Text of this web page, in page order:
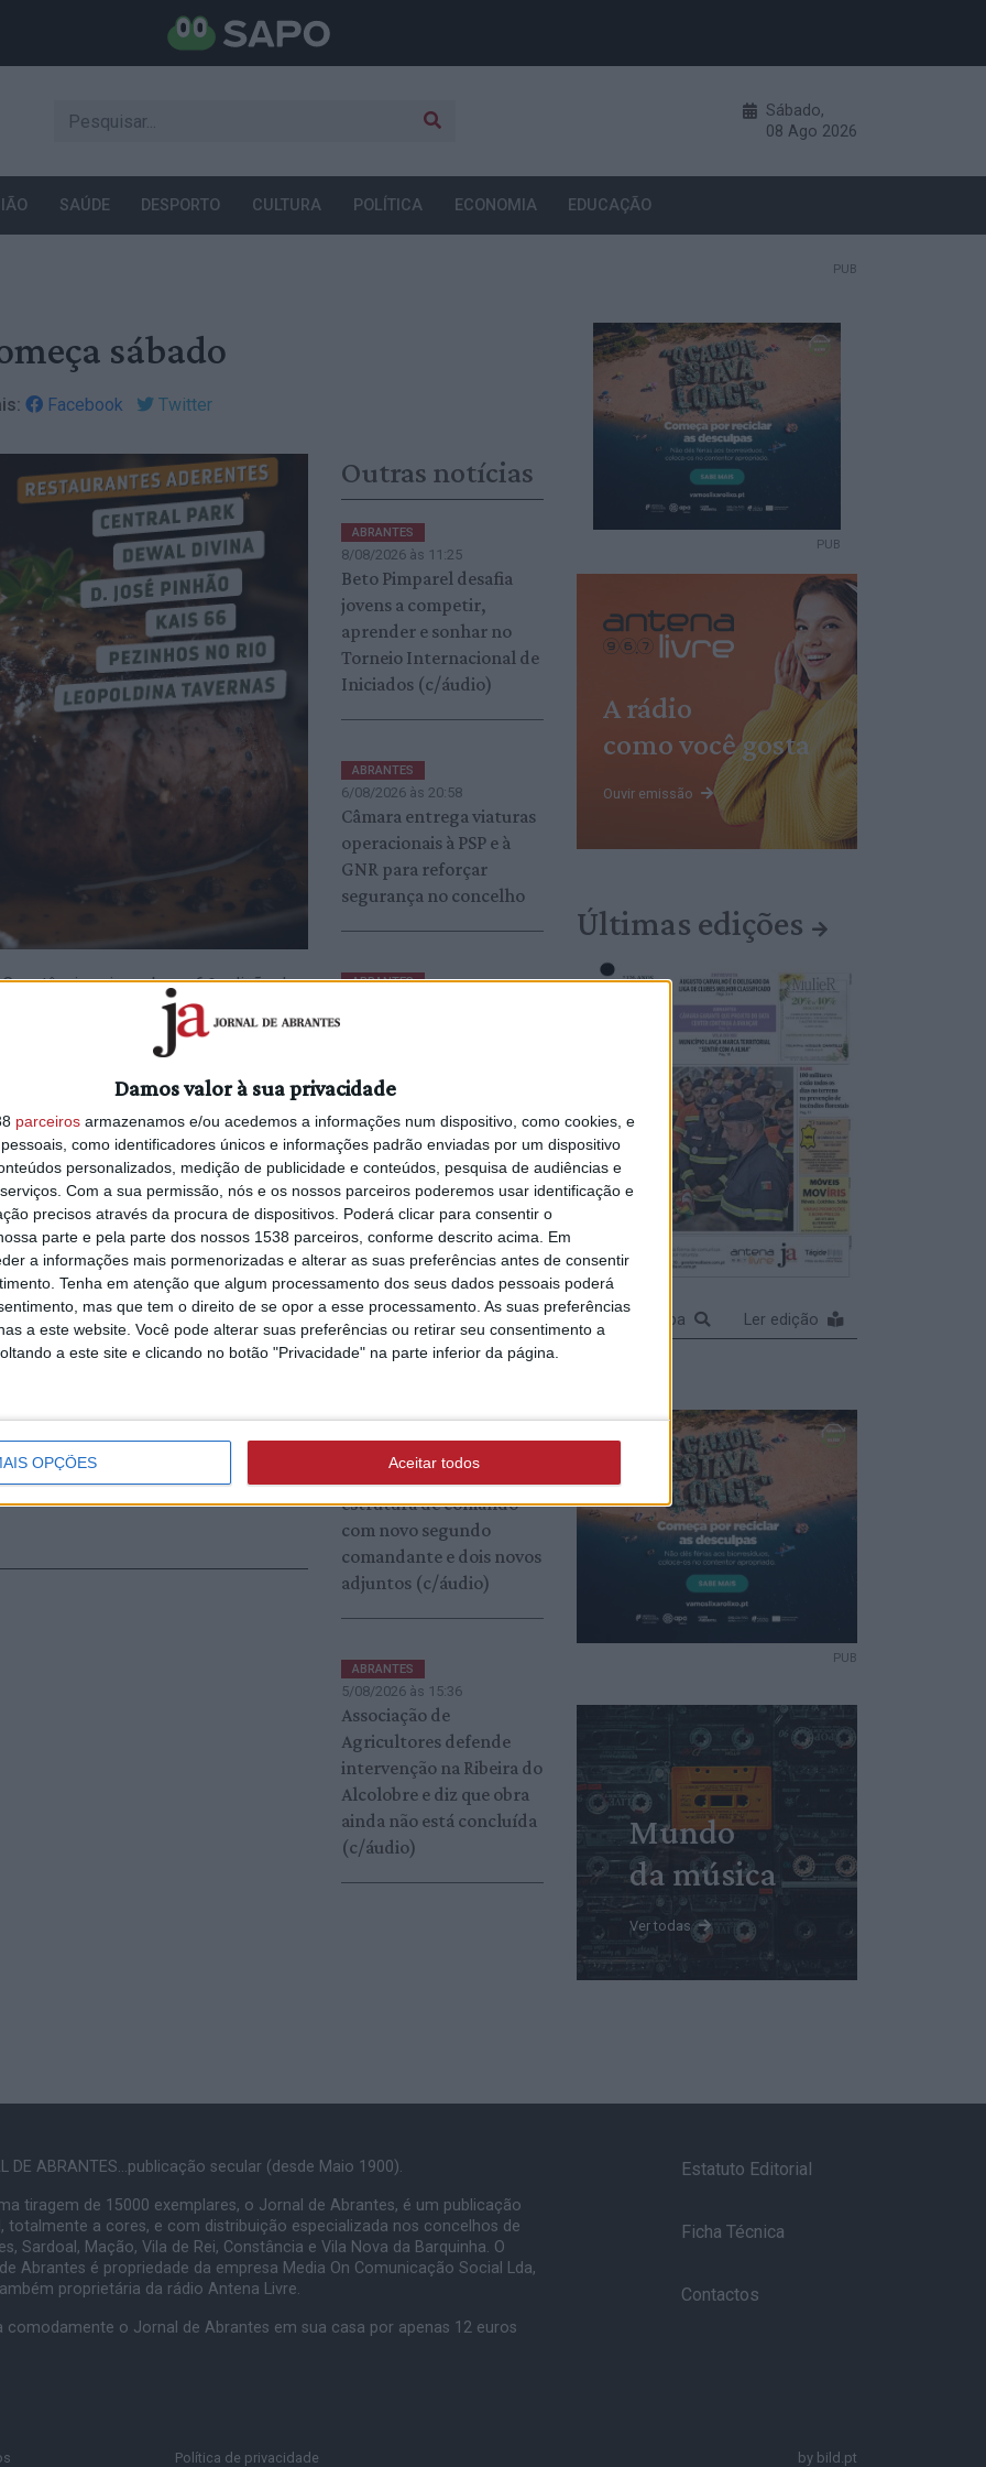
Damos valor à sua privacidade
parceiros armazenamos e/ou acedemos a informações num dispositivo, como cookies, e
como identificadores únicos e informações padrão enviadas por um dispositivo
personalizados, medição de publicidade e conteúdos, pesquisa de audiências e
Com a sua permissão, nós e os nossos parceiros poderemos usar identificação e
precisos através da procura de dispositivos. Poderá clicar para consentir o
parte e pela parte dos nossos 1538 parceiros, conforme descrito acima. Em
a informações mais pormenorizadas e alterar as suas preferências antes de consentir
Tenha em atenção que algum processamento dos seus dados pessoais poderá
mas que tem o direito de se opor a esse processamento. As suas preferências
a este website. Você pode alterar suas preferências ou retirar seu consentimento a
a este site e clicando no botão "Privacidade" na parte inferior da página.
OPÇÕES Aceitar todos
Sábado,
08 Ago 2026
SAÚDE DESPORTO CULTURA POLÍTICA ECONOMIA EDUCAÇÃO
PUB
sábado
Facebook Twitter
vai receber a 6.ª edição do
restaurantes aderentes, até 16 do
D. José Pinhão, Kais 66,
apreciar uma panóplia de pratos,
do Javali.
do mundo. O concelho de Constância
dos restaurantes da vila e do
do peixe e da doçaria tradicional”,
e os restaurantes aderentes “atrair
se inicia a época tradicionalmente
Outras notícias
ABRANTES
8/08/2026 às 11:25
Beto Pimparel desafia
jovens a competir,
aprender e sonhar no
Torneio Internacional de
Iniciados (c/áudio)
ABRANTES
6/08/2026 às 20:58
Câmara entrega viaturas
operacionais à PSP e à
GNR para reforçar
segurança no concelho
ABRANTES
Estação de Canoagem de
público (c/áudio e fotos)
RIBEIRA DE ALCOLOBRE
5/08/2026 às 20:56
Autarca de Constância
defende reposição de
árvores no troço da
ribeira
6/08/2026 às 09:37
estrutura de comando
com novo segundo
comandante e dois novos
adjuntos (c/áudio)
ABRANTES
5/08/2026 às 15:36
Associação de
Agricultores defende
intervenção na Ribeira do
Alcolobre e diz que obra
ainda não está concluída
(c/áudio)
PUB
A rádio
como você gosta
Ouvir emissão
Últimas edições
Ampliar capa Ler edição
PUB
Mundo
da música
Ver todas
DE ABRANTES...publicação secular (desde Maio 1900).
tiragem de 15000 exemplares, o Jornal de Abrantes, é um publicação
totalmente a cores, e com distribuição especializada nos concelhos de
Sardoal, Mação, Vila de Rei, Constância e Vila Nova da Barquinha. O
Abrantes é propriedade da empresa Media On Comunicação Social Lda,
proprietária da rádio Antena Livre.
comodamente o Jornal de Abrantes em sua casa por apenas 12 euros
Estatuto Editorial
Ficha Técnica
Contactos
Política de privacidade by bild.pt